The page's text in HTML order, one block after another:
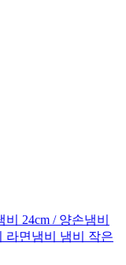
24cm / 양손냄비
라면냄비 냄비 작은